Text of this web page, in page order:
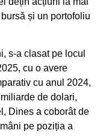
și un portofoliu
s-a clasat pe locul
cu o avere
cu anul 2024,
de dolari,
Dines a coborât de
pe poziția a